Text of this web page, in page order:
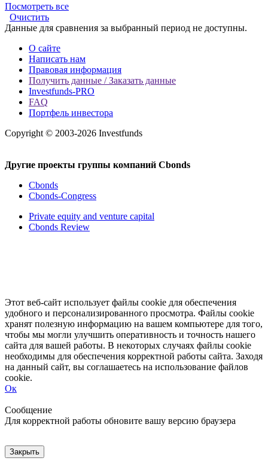
Посмотреть все
Очистить
Данные для сравнения за выбранный период не доступны.
О сайте
Написать нам
Правовая информация
Получить данные / Заказать данные
Investfunds-PRO
FAQ
Портфель инвестора
Copyright © 2003-2026 Investfunds
Другие проекты группы компаний Cbonds
Cbonds
Cbonds-Congress
Private equity and venture capital
Cbonds Review
Этот веб-сайт использует файлы cookie для обеспечения
удобного и персонализированного просмотра. Файлы cookie
хранят полезную информацию на вашем компьютере для того,
чтобы мы могли улучшить оперативность и точность нашего
сайта для вашей работы. В некоторых случаях файлы cookie
необходимы для обеспечения корректной работы сайта. Заходя
на данный сайт, вы соглашаетесь на использование файлов
cookie.
Ок
Сообщение
Для корректной работы обновите вашу версию браузера
Закрыть